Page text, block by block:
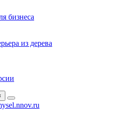
бизнеса
из дерева